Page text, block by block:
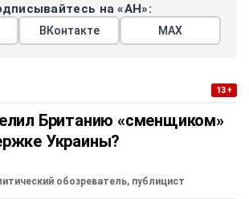
на «АН»:
ВКонтакте МАХ
13+
Британию «сменщиком»
Украины?
обозреватель, публицист